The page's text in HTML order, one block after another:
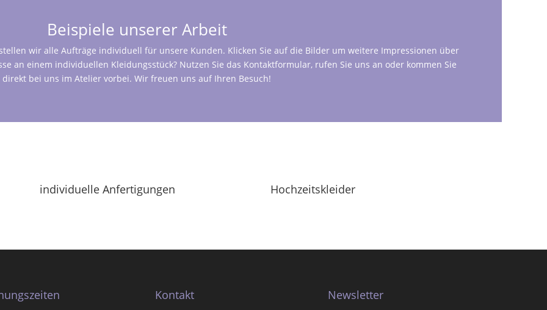
Beispiele unserer Arbeit
wir alle Aufträge individuell für unsere Kunden. Klicken Sie auf die Bilder um weitere Impressionen über
an einem individuellen Kleidungsstück? Nutzen Sie das Kontaktformular, rufen Sie uns an oder kommen Sie
direkt bei uns im Atelier vorbei. Wir freuen uns auf Ihren Besuch!
individuelle Anfertigungen Hochzeitskleider
Kontakt Newsletter